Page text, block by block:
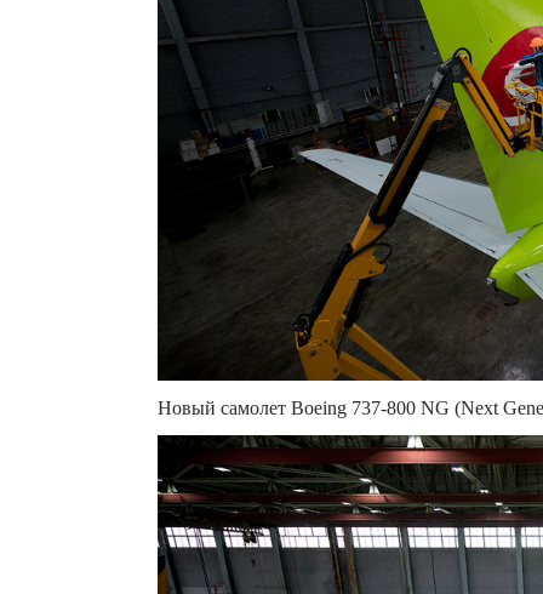
Новый самолет Boeing 737-800 NG (Next